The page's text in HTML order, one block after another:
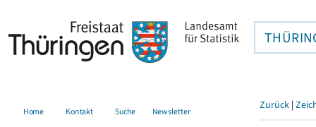
Home Kontakt Suche Newsletter Zurück |